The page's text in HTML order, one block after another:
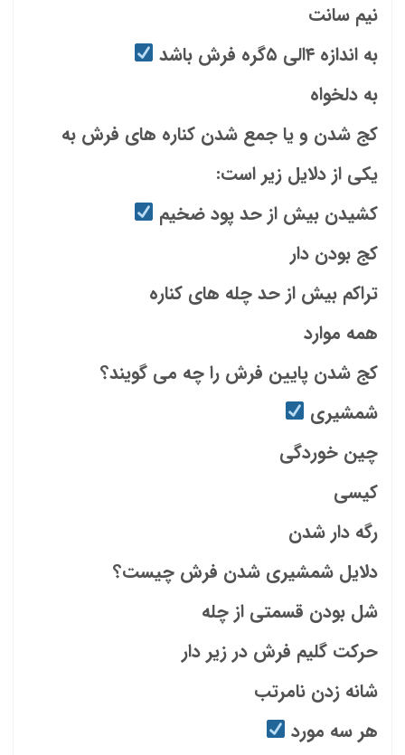
نیم سانت
به اندازه ۴الی ۵گره فرش باشد
به دلخواه
کج شدن و یا جمع شدن کناره های فرش به
یکی از دلایل زیر است:
کشیدن بیش از حد پود ضخیم
کج بودن دار
تراکم بیش از حد چله های کناره
همه موارد
کج شدن پایین فرش را چه می گویند؟
شمشیری
چین خوردگی
کیسی
رگه دار شدن
دلایل شمشیری شدن فرش چیست؟
شل بودن قسمتی از چله
حرکت گلیم فرش در زیر دار
شانه زدن نامرتب
هر سه مورد